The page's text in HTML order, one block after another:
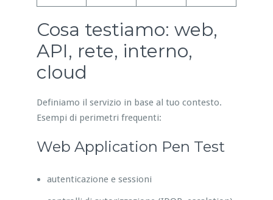
Cosa testiamo: web,
API, rete, interno,
cloud
Definiamo il servizio in base al tuo contesto.
Esempi di perimetri frequenti:
Web Application Pen Test
autenticazione e sessioni